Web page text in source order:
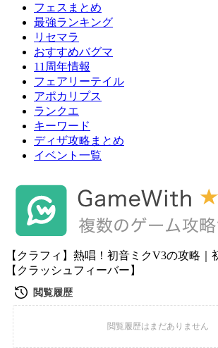
フェスまとめ
最強ランキング
リセマラ
おすすめバグマ
11周年情報
フェアリーテイル
アポカリプス
ランクエ
キーワード
ディザ攻略まとめ
イベント一覧
【クラフィ】熱唱！初音ミクV3の攻略｜
【クラッシュフィーバー】